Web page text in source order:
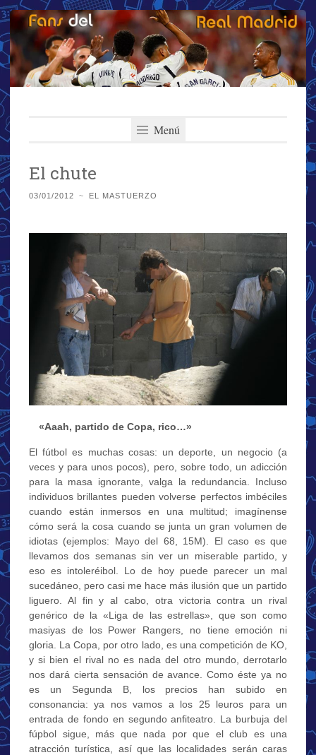
Menú
El chute
03/01/2012 ~ EL MASTUERZO
«Aaah, partido de Copa, rico…»
El fútbol es muchas cosas: un deporte, un negocio (a
veces y para unos pocos), pero, sobre todo, un adicción
para la masa ignorante, valga la redundancia. Incluso
individuos brillantes pueden volverse perfectos imbéciles
cuando están inmersos en una multitud; imagínense
cómo será la cosa cuando se junta un gran volumen de
idiotas (ejemplos: Mayo del 68, 15M). El caso es que
llevamos dos semanas sin ver un miserable partido, y
eso es intoleréibol. Lo de hoy puede parecer un mal
sucedáneo, pero casi me hace más ilusión que un partido
liguero. Al fin y al cabo, otra victoria contra un rival
genérico de la «Liga de las estrellas», que son como
masiyas de los Power Rangers, no tiene emoción ni
gloria. La Copa, por otro lado, es una competición de KO,
y si bien el rival no es nada del otro mundo, derrotarlo
nos dará cierta sensación de avance. Como éste ya no
es un Segunda B, los precios han subido en
consonancia: ya nos vamos a los 25 leuros para un
entrada de fondo en segundo anfiteatro. La burbuja del
fúpbol sigue, más que nada por que el club es una
atracción turística, así que las localidades serán caras